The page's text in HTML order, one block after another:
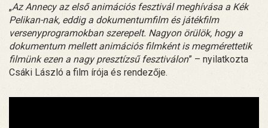
„Az Annecy az első animációs fesztivál meghívása a Kék
Pelikan-nak, eddig a dokumentumfilm és játékfilm
versenyprogramokban szerepelt. Nagyon örülök, hogy a
dokumentum mellett animációs filmként is megmérettetik
filmünk ezen a nagy presztízsű fesztiválon” – nyilatkozta
Csáki László a film írója és rendezője.